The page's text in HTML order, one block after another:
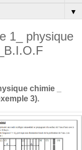
▼
1_ physique
chimie _
3).